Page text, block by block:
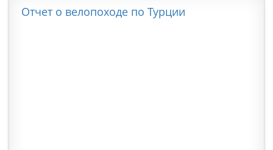
Отчет о велопоходе по Турции